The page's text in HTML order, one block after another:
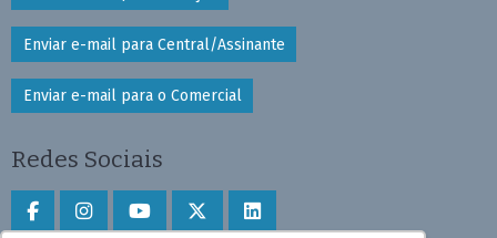
Enviar e-mail para Central/Assinante
Enviar e-mail para o Comercial
Redes Sociais